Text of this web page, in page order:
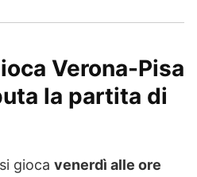
Verona-Pisa
la partita di
si gioca venerdì alle ore